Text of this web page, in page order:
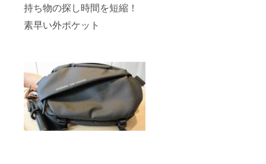
持ち物の探し時間を短縮！
素早い外ポケット